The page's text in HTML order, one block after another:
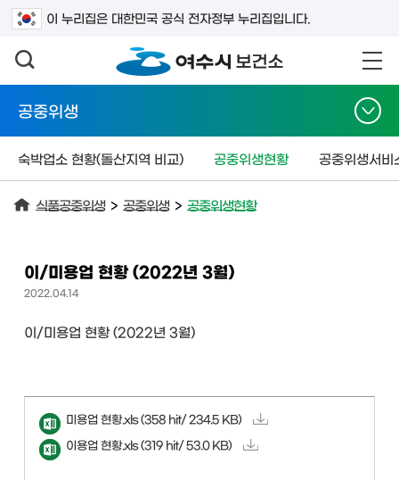
이 누리집은 대한민국 공식 전자정부 누리집입니다.
검색어를 입력하세요
공중위생
숙박업소 현황(돌산지역 비교) 공중위생현황 공중위생서비
식품공중위생 > 공중위생 > 공중위생현황
이/미용업 현황 (2022년 3월)
2022.04.14
이/미용업 현황 (2022년 3월)
미용업 현황.xls (358 hit/ 234.5 KB)
이용업 현황.xls (319 hit/ 53.0 KB)